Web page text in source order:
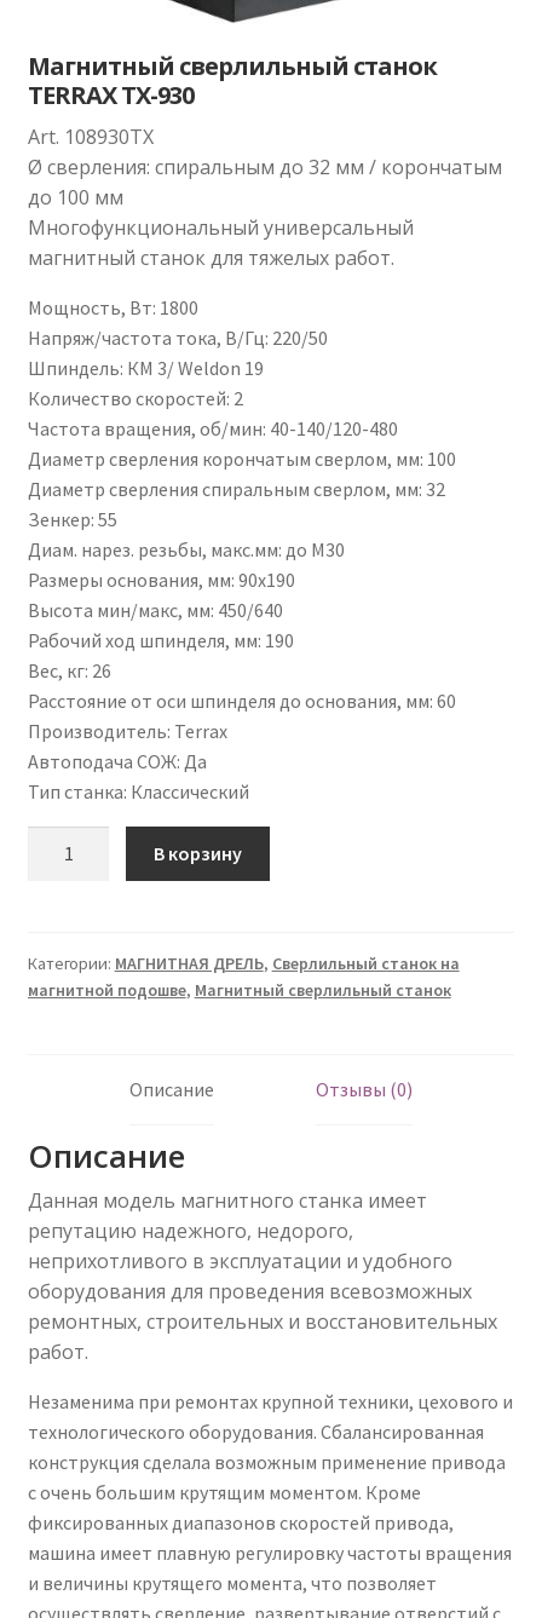
Магнитный сверлильный станок
TERRAX TX-930
Art. 108930TX
Ø сверления: спиральным до 32 мм / корончатым
до 100 мм
Многофункциональный универсальный
магнитный станок для тяжелых работ.
Мощность, Вт: 1800
Напряж/частота тока, В/Гц: 220/50
Шпиндель: КМ 3/ Weldon 19
Количество скоростей: 2
Частота вращения, об/мин: 40-140/120-480
Диаметр сверления корончатым сверлом, мм: 100
Диаметр сверления спиральным сверлом, мм: 32
Зенкер: 55
Диам. нарез. резьбы, макс.мм: до М30
Размеры основания, мм: 90х190
Высота мин/макс, мм: 450/640
Рабочий ход шпинделя, мм: 190
Вес, кг: 26
Расстояние от оси шпинделя до основания, мм: 60
Производитель: Terrax
Автоподача СОЖ: Да
Тип станка: Классический
В корзину
Категории: МАГНИТНАЯ ДРЕЛЬ, Сверлильный станок на
магнитной подошве, Магнитный сверлильный станок
Описание Отзывы (0)
Описание
Данная модель магнитного станка имеет
репутацию надежного, недорого,
неприхотливого в эксплуатации и удобного
оборудования для проведения всевозможных
ремонтных, строительных и восстановительных
работ.
Незаменима при ремонтах крупной техники, цехового и
технологического оборудования. Сбалансированная
конструкция сделала возможным применение привода
с очень большим крутящим моментом. Кроме
фиксированных диапазонов скоростей привода,
машина имеет плавную регулировку частоты вращения
и величины крутящего момента, что позволяет
осуществлять сверление, развертывание отверстий с